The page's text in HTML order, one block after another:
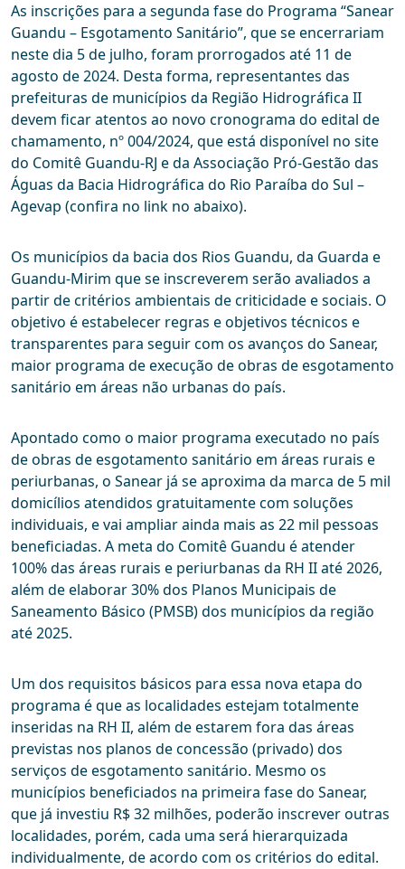
As inscrições para a segunda fase do Programa “Sanear
Guandu – Esgotamento Sanitário”, que se encerrariam
neste dia 5 de julho, foram prorrogados até 11 de
agosto de 2024. Desta forma, representantes das
prefeituras de municípios da Região Hidrográfica II
devem ficar atentos ao novo cronograma do edital de
chamamento, nº 004/2024, que está disponível no site
do Comitê Guandu-RJ e da Associação Pró-Gestão das
Águas da Bacia Hidrográfica do Rio Paraíba do Sul –
Agevap (confira no link no abaixo).
Os municípios da bacia dos Rios Guandu, da Guarda e
Guandu-Mirim que se inscreverem serão avaliados a
partir de critérios ambientais de criticidade e sociais. O
objetivo é estabelecer regras e objetivos técnicos e
transparentes para seguir com os avanços do Sanear,
maior programa de execução de obras de esgotamento
sanitário em áreas não urbanas do país.
Apontado como o maior programa executado no país
de obras de esgotamento sanitário em áreas rurais e
periurbanas, o Sanear já se aproxima da marca de 5 mil
domicílios atendidos gratuitamente com soluções
individuais, e vai ampliar ainda mais as 22 mil pessoas
beneficiadas. A meta do Comitê Guandu é atender
100% das áreas rurais e periurbanas da RH II até 2026,
além de elaborar 30% dos Planos Municipais de
Saneamento Básico (PMSB) dos municípios da região
até 2025.
Um dos requisitos básicos para essa nova etapa do
programa é que as localidades estejam totalmente
inseridas na RH II, além de estarem fora das áreas
previstas nos planos de concessão (privado) dos
serviços de esgotamento sanitário. Mesmo os
municípios beneficiados na primeira fase do Sanear,
que já investiu R$ 32 milhões, poderão inscrever outras
localidades, porém, cada uma será hierarquizada
individualmente, de acordo com os critérios do edital.